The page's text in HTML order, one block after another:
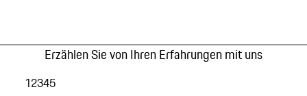
Erzählen Sie von Ihren Erfahrungen mit uns
12345